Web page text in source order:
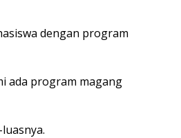
dengan program
ada program magang